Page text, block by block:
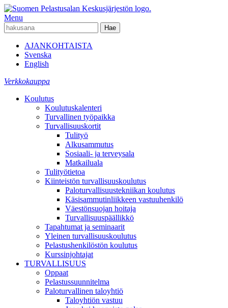
Menu
AJANKOHTAISTA
Svenska
English
Verkkokauppa
Koulutus
Koulutuskalenteri
Turvallinen työpaikka
Turvallisuuskortit
Tulityö
Alkusammutus
Sosiaali- ja terveysala
Matkailuala
Tulityötietoa
Kiinteistön turvallisuuskoulutus
Paloturvallisuustekniikan koulutus
Käsisammutinliikkeen vastuuhenkilö
Väestönsuojan hoitaja
Turvallisuuspäällikkö
Tapahtumat ja seminaarit
Yleinen turvallisuuskoulutus
Pelastushenkilöstön koulutus
Kurssinjohtajat
TURVALLISUUS
Oppaat
Pelastussuunnitelma
Paloturvallinen taloyhtiö
Taloyhtiön vastuu